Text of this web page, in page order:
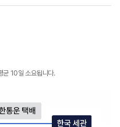
균 10일 소요됩니다.